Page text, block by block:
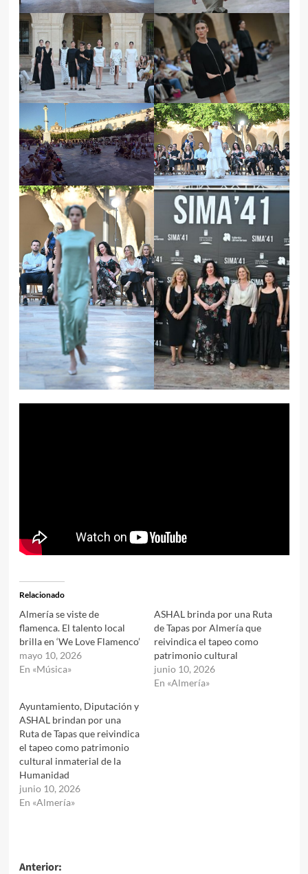
Relacionado
Almería se viste de
flamenca. El talento local
brilla en ‘We Love Flamenco’
mayo 10, 2026
En «Música»
ASHAL brinda por una Ruta
de Tapas por Almería que
reivindica el tapeo como
patrimonio cultural
junio 10, 2026
En «Almería»
Ayuntamiento, Diputación y
ASHAL brindan por una
Ruta de Tapas que reivindica
el tapeo como patrimonio
cultural inmaterial de la
Humanidad
junio 10, 2026
En «Almería»
Anterior: